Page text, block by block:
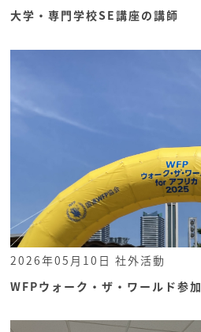
大学・専門学校SE講座の講師
2026年05月10日 社外活動
WFPウォーク・ザ・ワールド参加